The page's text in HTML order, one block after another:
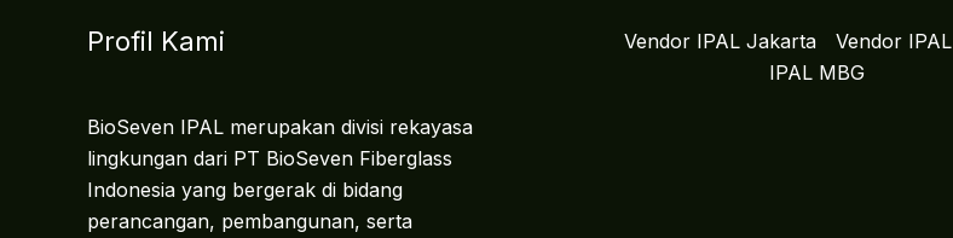
Profil Kami
BioSeven IPAL merupakan divisi rekayasa
lingkungan dari PT BioSeven Fiberglass
Indonesia yang bergerak di bidang
perancangan, pembangunan, serta
Vendor IPAL Jakarta
Vendor
IPAL MBG